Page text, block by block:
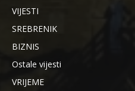
VIJESTI
SREBRENIK
BIZNIS
Ostale vijesti
VRIJEME